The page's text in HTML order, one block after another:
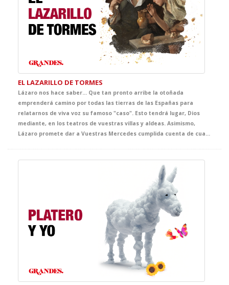
EL LAZARILLO DE TORMES
Lázaro nos hace saber… Que tan pronto arribe la otoñada
emprenderá camino por todas las tierras de las Españas para
relatarnos de viva voz su famoso "caso". Esto tendrá lugar, Dios
mediante, en los teatros de vuestras villas y aldeas. Asimismo,